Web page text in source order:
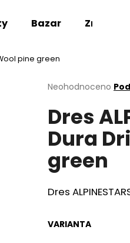
Bazar Značky
pine green
Průměrné
produktu
je
0,0
5
hvězdiček.
Neohodnoceno
Dres
Dura
green
Dres
VARIANTA